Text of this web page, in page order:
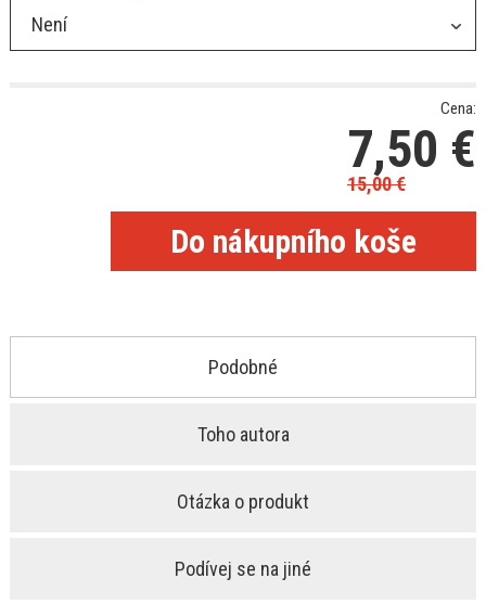
Není
Cena:
7,50 €
15,00€
Podobné
Toho autora
Otázka o produkt
Podívej se na jiné